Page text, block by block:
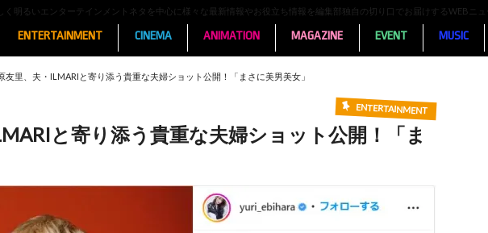
く明るいエンターテインメントネタを中心に様々な最新情報やお役立ち情報を編集部独自の切り口でお届けするWEBニュ
ENTERTAINMENT CINEMA ANIMATION MAGAZINE EVENT MUSIC
友里、夫・ILMARIと寄り添う貴重な夫婦ショット公開！「まさに美男美女」
ENTERTAINMENT
と寄り添う貴重な夫婦ショット公開！「ま